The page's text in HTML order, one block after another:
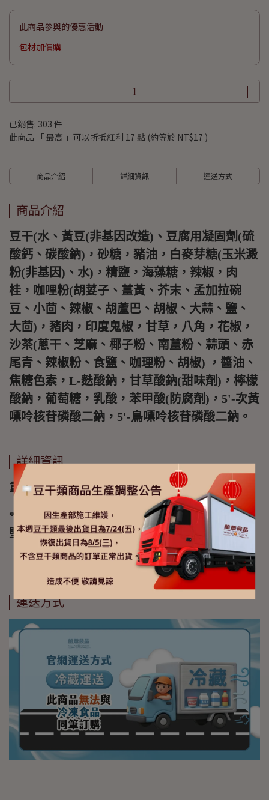
此商品參與的優惠活動
包材加價購
已銷售: 303 件
此商品 「 最高 」可以折抵紅利 17 點 (約等於 NT$17 )
商品介紹 詳細資訊 運送方式
商品介紹
豆干(水、黃豆(非基因改造)、豆腐用凝固劑(硫
酸鈣、碳酸鈉)，砂糖，豬油，白麥芽糖(玉米澱
粉(非基因)、水)，精鹽，海藻糖，辣椒，肉
桂，咖哩粉(胡荽子、薑黃、芥末、孟加拉碗
豆、小茴、辣椒、胡蘆巴、胡椒、大蒜、鹽、
大茴)，豬肉，印度鬼椒，甘草，八角，花椒，
沙茶(蔥干、芝麻、椰子粉、南薑粉、蒜頭、赤
尾青、辣椒粉、食鹽、咖理粉、胡椒) ，醬油、
焦糖色素，L-麩酸鈉，甘草酸鈉(甜味劑)，檸檬
酸鈉，葡萄糖，乳酸，苯甲酸(防腐劑)，5'-次黃
嘌呤核苷磷酸二鈉，5'-鳥嘌呤核苷磷酸二鈉。
詳細資訊
重量:130g
*本產品含有大豆類、含麩質之穀物類、芝麻、
堅果類、甲殼類之過敏原
運送方式